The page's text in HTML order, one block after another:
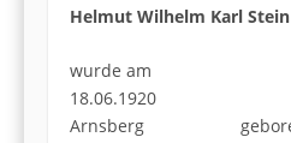
Helmut Wilhelm Karl Stein
Arnsberg